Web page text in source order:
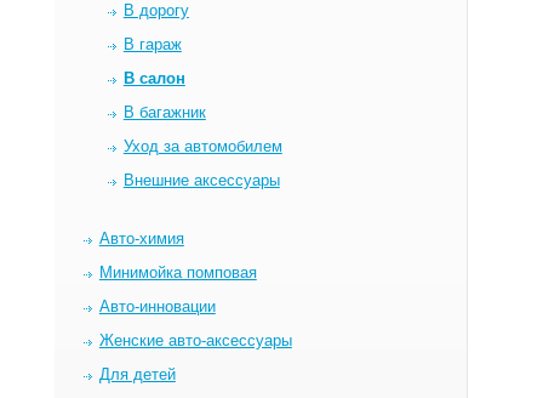
В дорогу
В гараж
В салон
В багажник
Уход за автомобилем
Внешние аксессуары
Авто-химия
Минимойка помповая
Авто-инновации
Женские авто-аксессуары
Для детей